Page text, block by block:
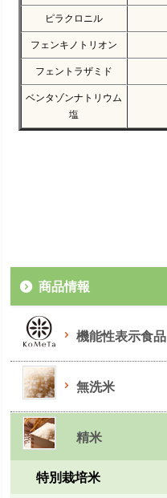
ピラクロニル
フェンキノトリオン
フェントラザミド
ベンタゾンナトリウム
塩
商品情報
機能性表示食品
無洗米
精米
特別栽培米